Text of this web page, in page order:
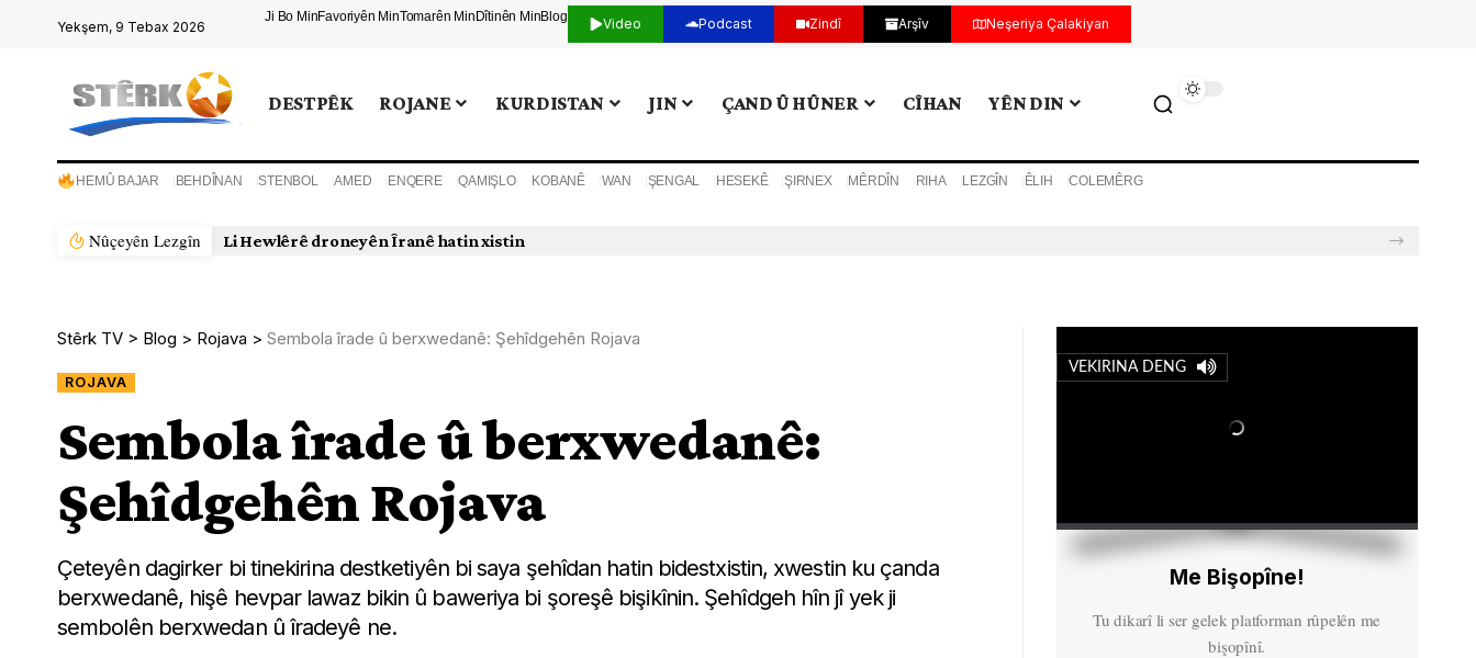
Yekşem, 9 Tebax 2026
Ji Bo MinFavoriyên MinTomarên Min Dîtinên MinBlog Video Podcast Zindî Arşîv Neşeriya Çalakiyan
DESTPÊK ROJANE KURDISTAN JIN ÇAND Û HÛNER CÎHAN YÊN DIN
HEMÛ BAJAR BEHDÎNAN STENBOL AMED ENQERE QAMIŞLO KOBANÊ WAN ŞENGAL HESEKÊ ŞIRNEX MÊRDÎN RIHA LEZGÎN ÊLIH COLEMÊRG
Nûçeyên Lezgîn Li Hewlêrê droneyên Îranê hatin xistin
Stêrk TV > Blog > Rojava > Sembola îrade û berxwedanê: Şehîdgehên Rojava
ROJAVA
Sembola îrade û berxwedanê:
Şehîdgehên Rojava
Çeteyên dagirker bi tinekirina destketiyên bi saya şehîdan hatin bidestxistin, xwestin ku çanda
berxwedanê, hişê hevpar lawaz bikin û baweriya bi şoreşê bişikînin. Şehîdgeh hîn jî yek ji
sembolên berxwedan û îradeyê ne.
VEKIRINA DENG
Me Bişopîne!
Tu dikarî li ser gelek platforman rûpelên me
bişopînî.